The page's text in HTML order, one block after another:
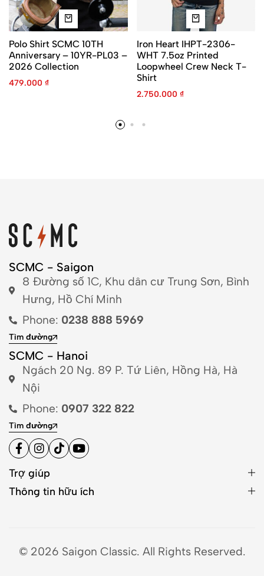
Polo Shirt SCMC 10TH
Anniversary – 10YR-PL03 –
2026 Collection
479.000 ₫
Iron Heart IHPT-2306-
WHT 7.5oz Printed
Loopwheel Crew Neck T-
Shirt
2.750.000 ₫
SCMC - Saigon
8 Đường số 1C, Khu dân cư Trung Sơn, Bình
Hưng, Hồ Chí Minh
Phone: 0238 888 5969
Tìm đường
SCMC - Hanoi
Ngách 20 Ng. 89 P. Tứ Liên, Hồng Hà, Hà
Nội
Phone: 0907 322 822
Tìm đường
Trợ giúp
Thông tin hữu ích
© 2026 Saigon Classic. All Rights Reserved.